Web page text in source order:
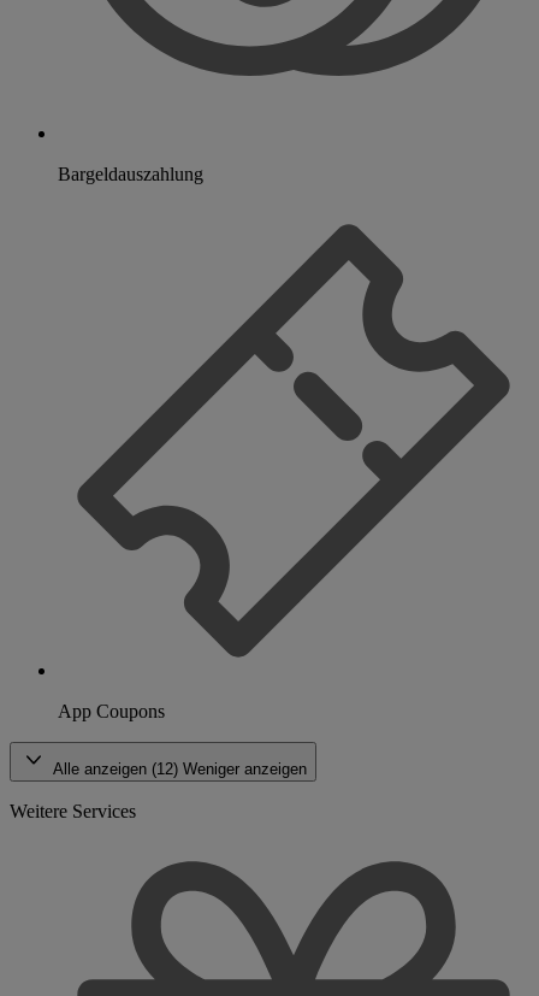
Bargeldauszahlung
App Coupons
Alle anzeigen (12) Weniger anzeigen
Weitere Services